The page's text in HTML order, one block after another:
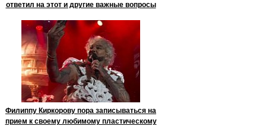
ответил на этот и другие важные вопросы
Филиппу Киркорову пора записываться на
прием к своему любимому пластическому